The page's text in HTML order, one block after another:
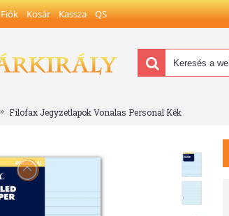
Fiók Kosár Kassza QS
Filofax Jegyzetlapok Vonalas Personal Kék